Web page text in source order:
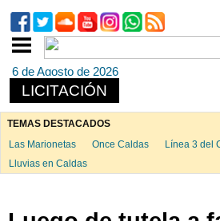
6 de Agosto de 2026
LICITACIÓN
TEMAS DESTACADOS
Las Marionetas
Once Caldas Línea 3 del
Lluvias en Caldas